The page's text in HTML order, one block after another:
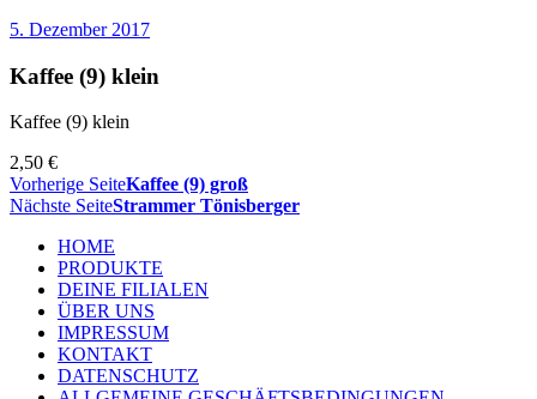
5. Dezember 2017
Kaffee (9) klein
Kaffee (9) klein
2,50 €
Vorherige SeiteKaffee (9) groß
Nächste SeiteStrammer Tönisberger
HOME
PRODUKTE
DEINE FILIALEN
ÜBER UNS
IMPRESSUM
KONTAKT
DATENSCHUTZ